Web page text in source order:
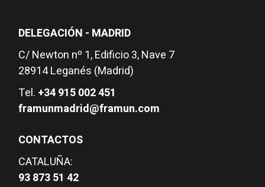
DELEGACIÓN - MADRID
C/ Newton nº 1, Edificio 3, Nave 7
28914 Leganés (Madrid)
Tel. +34 915 002 451
framunmadrid@framun.com
CONTACTOS
CATALUÑA:
93 873 51 42